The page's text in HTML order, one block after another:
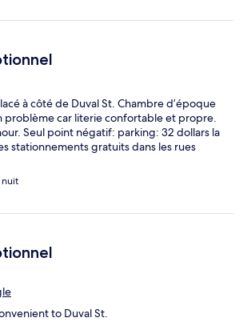
à côté de Duval St. Chambre d’époque
problème car literie confortable et propre.
Seul point négatif: parking: 32 dollars la
stationnements gratuits dans les rues
nuit
to Duval St.